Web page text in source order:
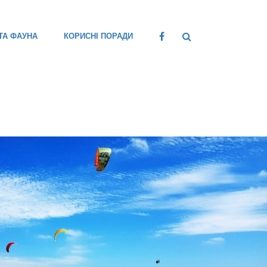
ФАУНА КОРИСНІ ПОРАДИ